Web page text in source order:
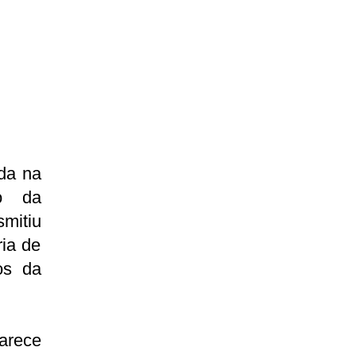
na
da
de
da